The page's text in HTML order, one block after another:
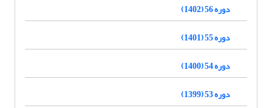
دوره 56 (1402)
دوره 55 (1401)
دوره 54 (1400)
دوره 53 (1399)